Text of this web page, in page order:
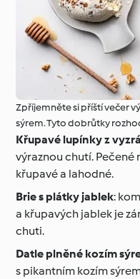
Zpříjemněte si příští večer
sýrem. Tyto dobrůtky
Křupavé lupínky z
výraznou chutí. Pečené
křupavé a lahodné.
Brie s plátky jablek:
a křupavých jablek je
chuti.
Datle plněné kozím
s pikantním kozím